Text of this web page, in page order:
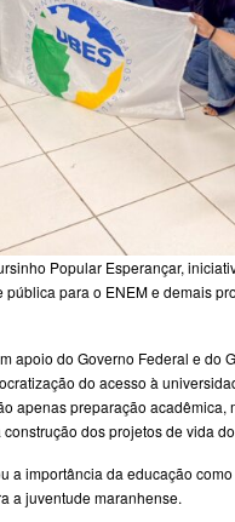
Popular Esperançar,
para o ENEM e demais
apoio do Governo Federal e do
do acesso à
apenas preparação acadêmica,
dos projetos de vida
a importância da educação
a juventude maranhense.